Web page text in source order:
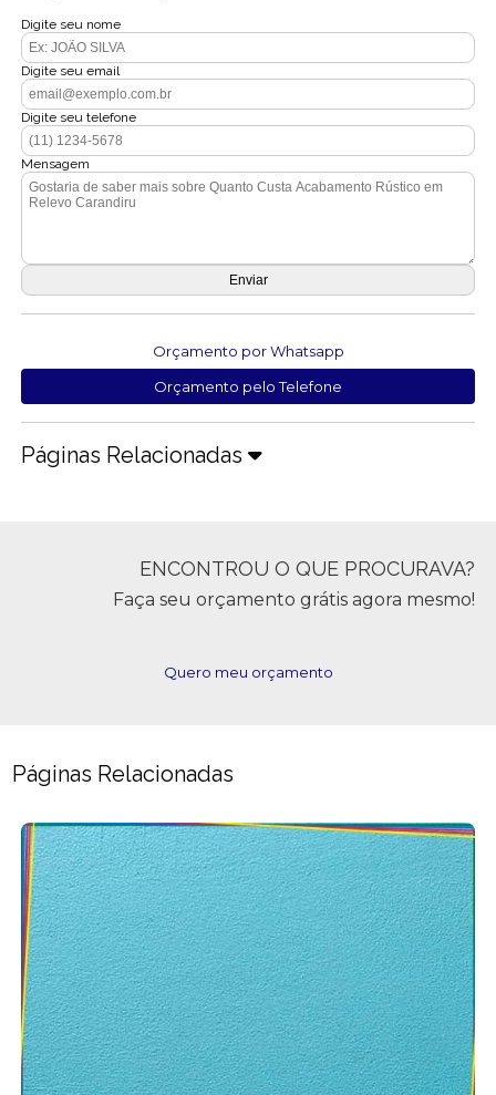
Digite seu nome
Digite seu email
Digite seu telefone
Mensagem
Orçamento por Whatsapp
Orçamento pelo Telefone
Páginas Relacionadas
ENCONTROU O QUE PROCURAVA?
Faça seu orçamento grátis agora mesmo!
Quero meu orçamento
Páginas Relacionadas